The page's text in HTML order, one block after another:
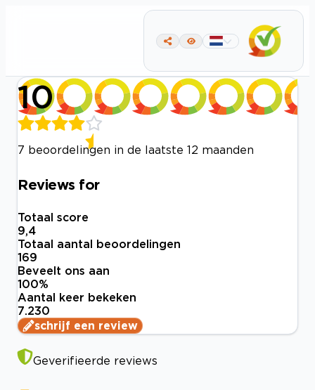
10
7 beoordelingen in de laatste 12 maanden
Reviews for
Totaal score
9,4
Totaal aantal beoordelingen
169
Beveelt ons aan
100%
Aantal keer bekeken
7.230
schrijf een review
Geverifieerde reviews